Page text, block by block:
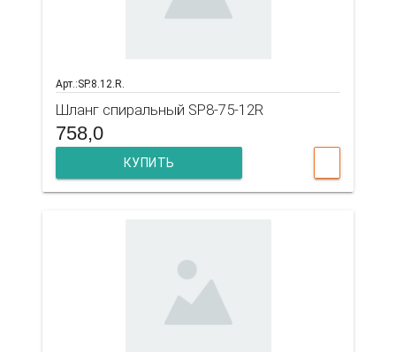
Арт.:SP.8.12.R.
Шланг спиральный SP8-75-12R
758,0
КУПИТЬ